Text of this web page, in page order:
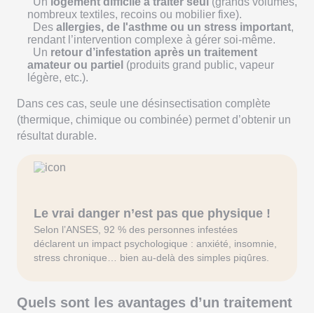
nombreux textiles, recoins ou mobilier fixe).
Des allergies, de l'asthme ou un stress important,
rendant l’intervention complexe à gérer soi-même.
Un retour d’infestation après un traitement
amateur ou partiel (produits grand public, vapeur
légère, etc.).
Dans ces cas, seule une désinsectisation complète
(thermique, chimique ou combinée) permet d’obtenir un
résultat durable.
Le vrai danger n’est pas que physique !
Selon l’ANSES, 92 % des personnes infestées
déclarent un impact psychologique : anxiété, insomnie,
stress chronique… bien au-delà des simples piqûres.
Quels sont les avantages d’un traitement